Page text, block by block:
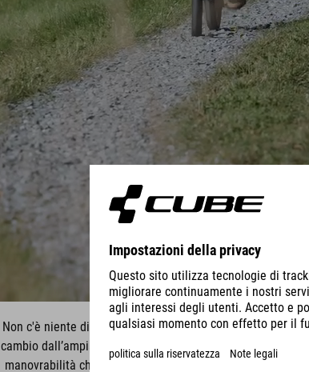
Non c'è niente di meglio di un’avventura verso l'ignoto
cambio dall’ampia gamma di rapporti, i potenti freni e
manovrabilità che infonde sicurezza e il sorriso che